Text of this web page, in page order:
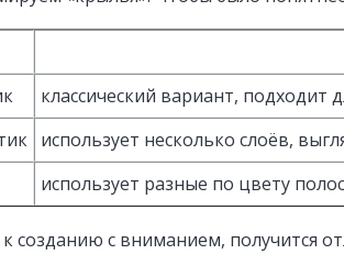
классический вариант,
использует несколько слоёв,
использует разные по цвету
к созданию с вниманием,